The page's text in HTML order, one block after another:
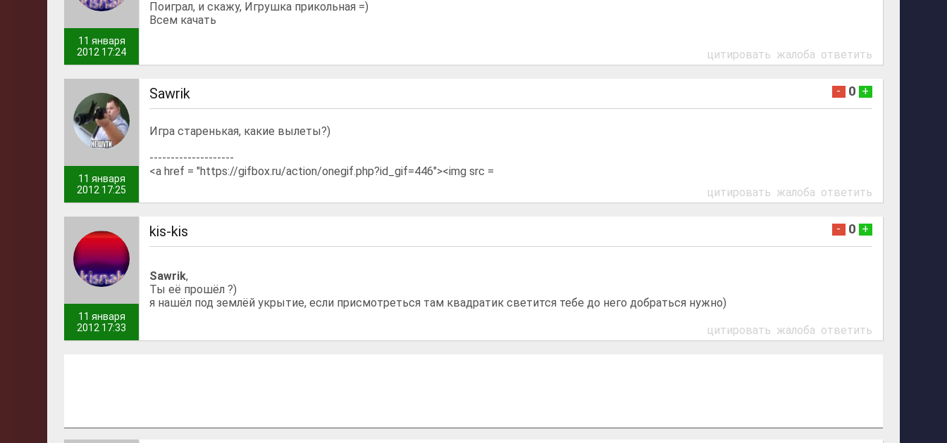
11 января
2012 17:24
Поиграл, и скажу, Игрушка прикольная =)
Всем качать
цитировать жалоба ответить
11 января
2012 17:25
Sawrik - 0 +
Игра старенькая, какие вылеты?)
--------------------
<a href = "https://gifbox.ru/action/onegif.php?id_gif=446"><img src =
цитировать жалоба ответить
11 января
2012 17:33
kis-kis - 0 +
Sawrik,
Ты её прошёл ?)
я нашёл под землёй укрытие, если присмотреться там квадратик светится тебе до него добраться нужно)
цитировать жалоба ответить